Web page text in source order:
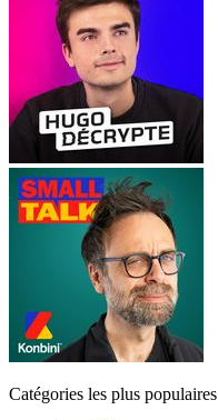
Catégories les plus populaires